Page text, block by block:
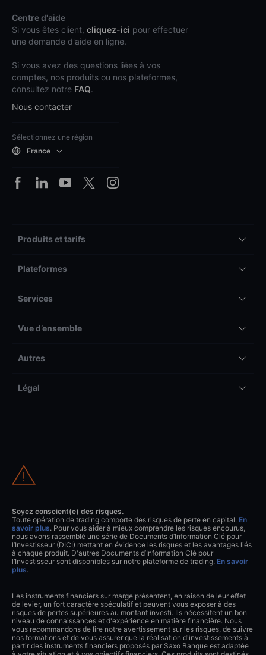
Centre d'aide
Si vous êtes client, cliquez-ici pour effectuer
une demande d'aide en ligne.
Si vous avez des questions liées à vos
comptes, nos produits ou nos plateformes,
consultez notre FAQ.
Nous contacter
Sélectionnez une région
France
Produits et tarifs
Plateformes
Services
Vue d’ensemble
Autres
Légal
Soyez conscient(e) des risques.
Toute opération de trading comporte des risques de perte en capital. En
savoir plus. Pour vous aider à mieux comprendre les risques encourus,
nous avons rassemblé une série de Documents d’Information Clé pour
l’Investisseur (DICI) mettant en évidence les risques et les avantages liés
à chaque produit. D'autres Documents d’Information Clé pour
l’Investisseur sont disponibles sur notre plateforme de trading. En savoir
plus.
Les instruments financiers sur marge présentent, en raison de leur effet
de levier, un fort caractère spéculatif et peuvent vous exposer à des
risques de pertes supérieures au montant investi. Ils nécessitent un bon
niveau de connaissances et d'expérience en matière financière. Nous
vous recommandons de lire notre avertissement sur les risques, de suivre
nos formations et de vous assurer que la réalisation d'investissements à
partir des instruments financiers proposés par Saxo Banque est adaptée